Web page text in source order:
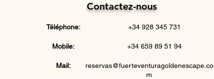
Contactez-nous
Téléphone: +34 928 345 731
Mobile: +34 659 89 51 94
Mail:
reservas@fuerteventuragoldenescape.co
m